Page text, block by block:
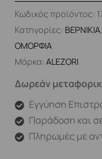
Κωδικός προϊόντος:
Κατηγορίες: ΒΕΡΝΙΚΙΑ,
ΟΜΟΡΦΙΑ
Μάρκα: ALEZORI
Δωρεάν
Εγγύηση
Παράδοση και
Πληρωμές με